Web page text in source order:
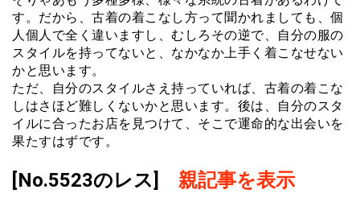
す。だから、古着の着こなし方って聞かれましても、個
人個人で全く違いますし、むしろその逆で、自分の服の
スタイルを持ってないと、なかなか上手く着こなせない
かと思います。
ただ、自分のスタイルさえ持っていれば、古着の着こな
しはさほど難しくないかと思います。後は、自分のスタ
イルに合ったお店を見つけて、そこで運命的な出会いを
果たすはずです。
[No.5523のレス] 親記事を表示